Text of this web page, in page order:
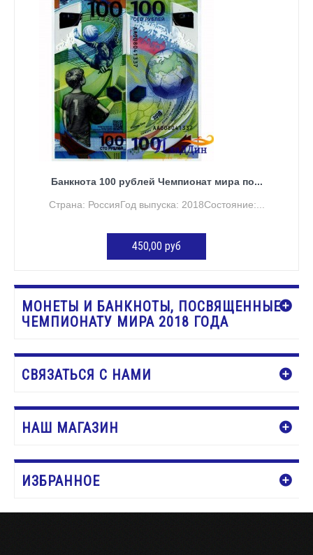
Банкнота 100 рублей Чемпионат мира по...
Страна: РоссияГод выпуска: 2018Состояние:...
450,00 руб
МОНЕТЫ И БАНКНОТЫ, ПОСВЯЩЕННЫЕ
ЧЕМПИОНАТУ МИРА 2018 ГОДА
СВЯЗАТЬСЯ С НАМИ
НАШ МАГАЗИН
ИЗБРАННОЕ